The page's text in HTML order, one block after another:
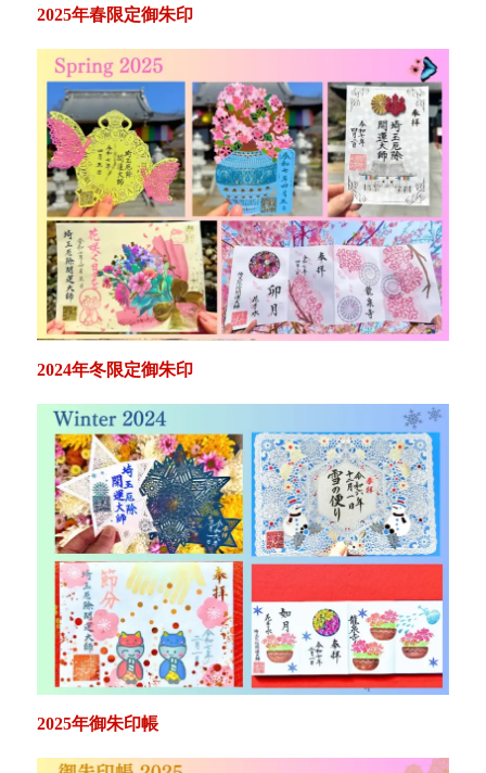
2025年春限定御朱印
2024年冬限定御朱印
2025年御朱印帳